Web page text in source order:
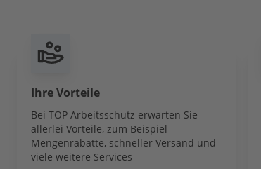
Ihre Vorteile
Bei TOP Arbeitsschutz erwarten Sie
allerlei Vorteile, zum Beispiel
Mengenrabatte, schneller Versand und
viele weitere Services